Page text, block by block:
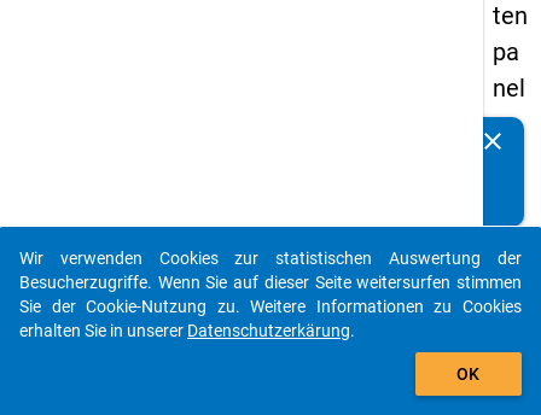
ten
pa
nel
s
-
ers
te
clear
auto_stories
add_shopping_cart
Wir verwenden Cookies zur statistischen Auswertung der
Besucherzugriffe. Wenn Sie auf dieser Seite weitersurfen stimmen
Sie der Cookie-Nutzung zu. Weitere Informationen zu Cookies
erhalten Sie in unserer Datenschutzerkärung.
OK